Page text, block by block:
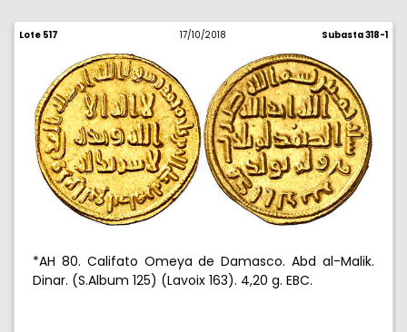
Lote 517 17/10/2018 Subasta 318-1
*AH 80. Califato Omeya de Damasco. Abd al-Malik.
Dinar. (S.Album 125) (Lavoix 163). 4,20 g. EBC.